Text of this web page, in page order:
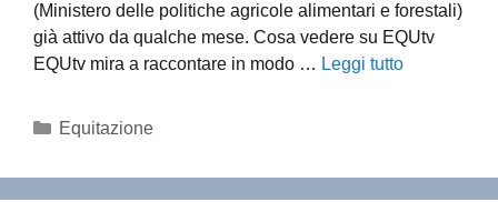
(Ministero delle politiche agricole alimentari e forestali)
già attivo da qualche mese. Cosa vedere su EQUtv
EQUtv mira a raccontare in modo … Leggi tutto
Categorie
Equitazione